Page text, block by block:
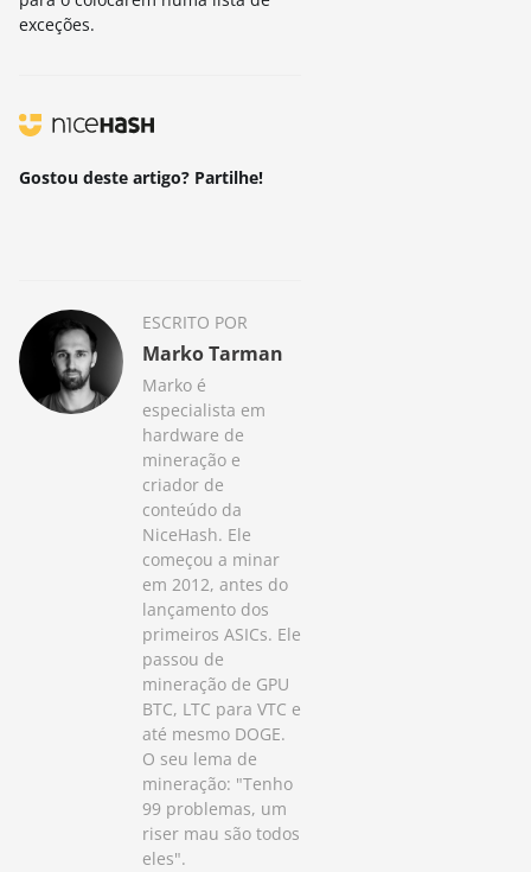
exceções.
Gostou deste artigo? Partilhe!
ESCRITO POR
Marko Tarman
Marko é
especialista em
hardware de
mineração e
criador de
conteúdo da
NiceHash. Ele
começou a minar
em 2012, antes do
lançamento dos
primeiros ASICs. Ele
passou de
mineração de GPU
BTC, LTC para VTC e
até mesmo DOGE.
O seu lema de
mineração: "Tenho
99 problemas, um
riser mau são todos
eles".